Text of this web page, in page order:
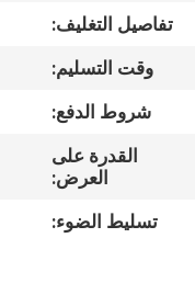
مراقبة
الجودة
اتصل
تفاصيل التغليف:
وقت التسليم:
شروط الدفع:
القدرة على
العرض:
تسليط الضوء: